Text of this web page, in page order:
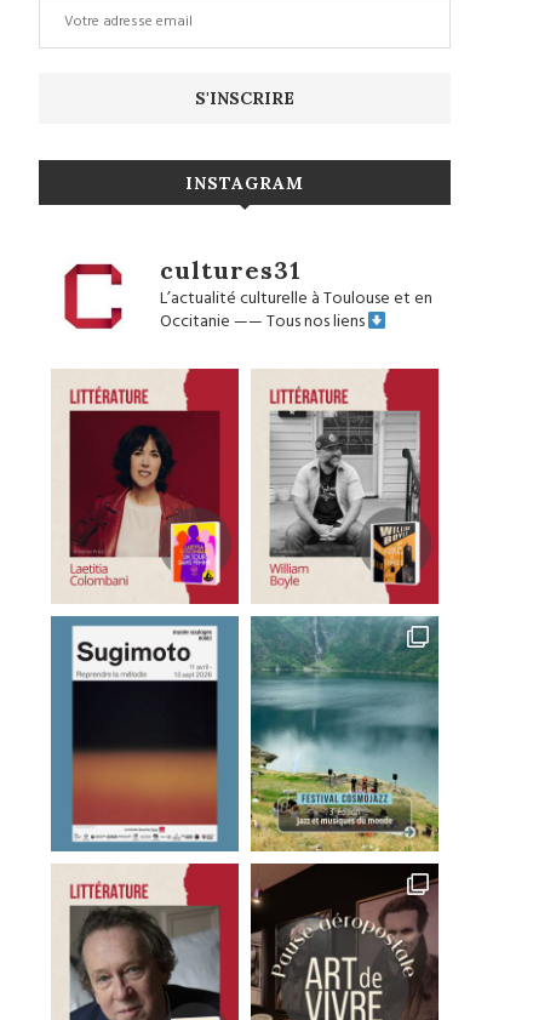
INSTAGRAM
cultures31
L’actualité culturelle à Toulouse et en
Occitanie——Tous nos liens